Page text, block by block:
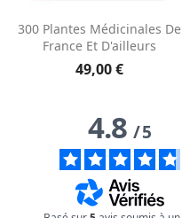
300 Plantes Médicinales De
France Et D'ailleurs
49,00 €
4.8/5